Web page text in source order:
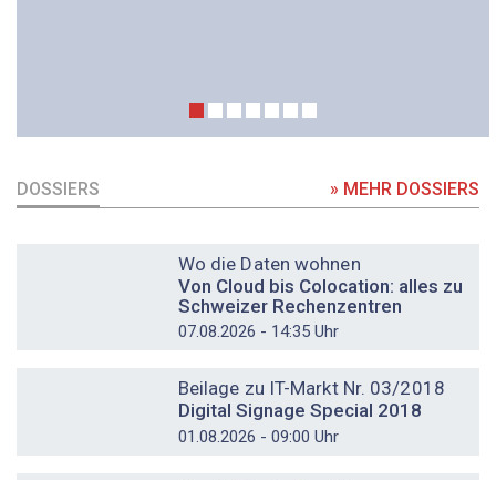
DOSSIERS » MEHR DOSSIERS
Wo die Daten wohnen
Von Cloud bis Colocation: alles zu
Schweizer Rechenzentren
07.08.2026 - 14:35 Uhr
Beilage zu IT-Markt Nr. 03/2018
Digital Signage Special 2018
01.08.2026 - 09:00 Uhr